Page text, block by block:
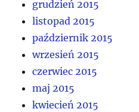
grudzień 2015
listopad 2015
październik 2015
wrzesień 2015
czerwiec 2015
maj 2015
kwiecień 2015